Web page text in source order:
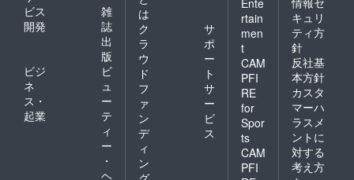
ビス
開発
雑
誌
出
版
ビジ
ネ
ス・
起業
ビ
ュ
ー
テ
ィ
ー
・
ヘ
は
ク
ラ
ウ
ド
フ
ァ
ン
デ
ィ
ン
サ
ポ
ー
ト
サ
ー
ビ
ス
rtain
men
t
CAM
PFI
RE
for
Spor
ts
CAM
PFI
キュリ
ティ方
針
反社基
本方針
カスタ
マーハ
ラスメ
ントに
対する
考え方